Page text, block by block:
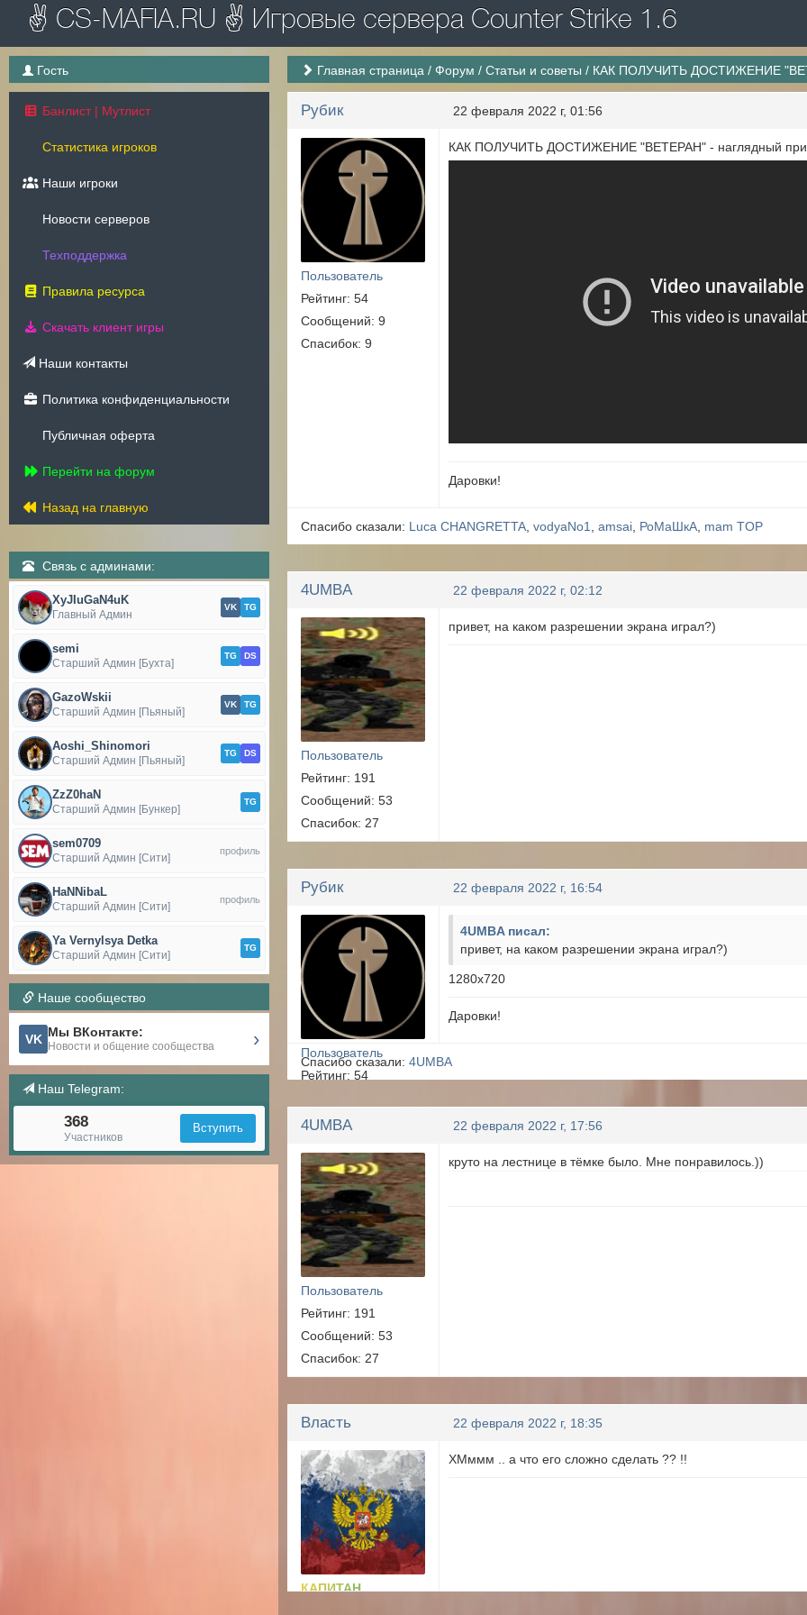
✌ CS-MAFIA.RU ✌ Игровые сервера Counter Strike 1.6
Гость
Банлист | Мутлист
Статистика игроков
Наши игроки
Новости серверов
Техподдержка
Правила ресурса
Скачать клиент игры
Наши контакты
Политика конфиденциальности
Публичная оферта
Перейти на форум
Назад на главную
Связь с админами:
XyJIuGaN4uK
Главный Админ
VK TG
semi
Старший Админ [Бухта]
TG DS
GazoWskii
Старший Админ [Пьяный]
VK TG
Aoshi_Shinomori
Старший Админ [Пьяный]
TG DS
ZzZ0haN
Старший Админ [Бункер]
TG
sem0709
Старший Админ [Сити]
профиль
HaNNibaL
Старший Админ [Сити]
профиль
Ya Vernylsya Detka
Старший Админ [Сити]
TG
Наше сообщество
VK Мы ВКонтакте:
Новости и общение сообщества ›
Наш Telegram:
368
Участников
Вступить
Главная страница /Форум /Статьи и советы / КАК ПОЛУЧИТЬ ДОСТИЖЕНИЕ
Рубик 22 февраля 2022 г, 01:56
Пользователь
Рейтинг: 54
Сообщений: 9
Спасибок: 9
КАК ПОЛУЧИТЬ ДОСТИЖЕНИЕ "ВЕТЕРАН" - наглядный
Даровки!
Спасибо сказали: Luca CHANGRETTA ,vodyaNo1 ,amsai РоМаШкА mam TOP
4UMBA 22 февраля 2022 г, 02:12
Пользователь
Рейтинг: 191
Сообщений: 53
Спасибок: 27
привет, на каком разрешении экрана играл?)
Рубик 22 февраля 2022 г, 16:54
Пользователь
Рейтинг: 54
Спасибок: 9
4UMBA писал:
привет, на каком разрешении экрана играл?)
1280x720
Даровки!
Спасибо сказали:4UMBA
4UMBA 22 февраля 2022 г, 17:56
Пользователь
Рейтинг: 191
Сообщений: 53
Спасибок: 27
круто на лестнице в тёмке было. Мне понравилось.))
Власть 22 февраля 2022 г, 18:35
КАПИТАН
ХМммм .. а что его сложно сделать ?? !!